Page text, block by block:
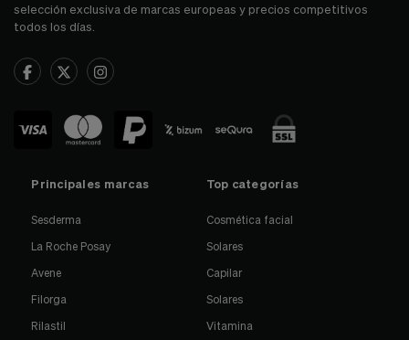
selección exclusiva de marcas europeas y precios competitivos
todos los días.
Principales marcas
Sesderma
La Roche Posay
Avene
Filorga
Rilastil
Top categorías
Cosmética facial
Solares
Capilar
Solares
Vitamina